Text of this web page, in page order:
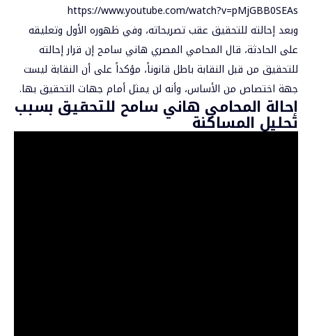
https://www.youtube.com/watch?v=pMjGBB0SEAs
وبعد إحالته للتحقيق عقب تصريحاته، وفي ظهوره الأول وتعليقه
على الحادثة، قال المحامي المصري هاني سامح إن قرار إحالته
للتحقيق من قبل النقابة باطل قانوناً، مؤكداً على أن النقابة ليست
جهة اختصاص من الأساس، وأنه لن يمثل أمام جهات التحقيق بها.
إحالة المحامي هاني سامح للتحقيق بسبب
تحليل المساكنة